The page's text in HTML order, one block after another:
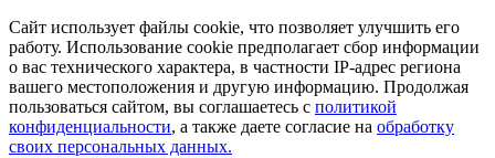
Сайт использует файлы cookie, что позволяет улучшить его
работу. Использование cookie предполагает сбор информации
о вас технического характера, в частности IP-адрес региона
вашего местоположения и другую информацию. Продолжая
пользоваться сайтом, вы соглашаетесь с политикой
конфиденциальности, а также даете согласие на обработку
своих персональных данных.